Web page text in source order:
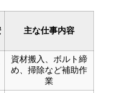
主な仕事内容
資材搬入、ボルト締
め、掃除など補助作
業